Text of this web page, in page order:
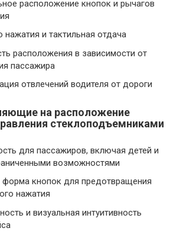
расположение кнопок и рычагов
нажатия и тактильная отдача
расположения в зависимости от
пассажира
отвлечений водителя от дороги
на расположение
стеклоподъемниками
для пассажиров, включая детей и
возможностями
форма кнопок для предотвращения
нажатия
и визуальная интуитивность